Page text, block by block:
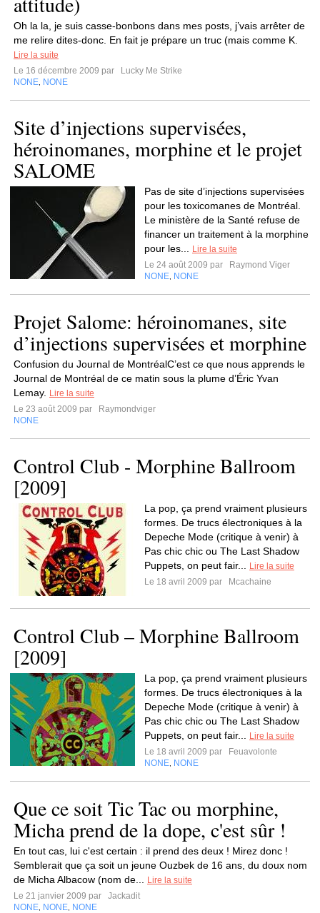
Oh la la, je suis casse-bonbons dans mes posts, j’vais arrêter de
me relire dites-donc. En fait je prépare un truc (mais comme K.
Lire la suite
Le 16 décembre 2009 par
Lucky Me Strike
NONE NONE
Site d’injections supervisées,
héroinomanes, morphine et le projet
SALOME
Pas de site d’injections supervisées
pour les toxicomanes de Montréal.
Le ministère de la Santé refuse de
financer un traitement à la morphine
pour les...
Lire la suite
Le 24 août 2009 par
Raymond Viger
NONE NONE
Projet Salome: héroinomanes, site
d’injections supervisées et morphine
Confusion du Journal de MontréalC’est ce que nous apprends le
Journal de Montréal de ce matin sous la plume d’Éric Yvan
Lemay.
Lire la suite
Le 23 août 2009 par
Raymondviger
NONE
Control Club - Morphine Ballroom
[2009]
La pop, ça prend vraiment plusieurs
formes. De trucs électroniques à la
Depeche Mode (critique à venir) à
Pas chic chic ou The Last Shadow
Puppets, on peut fair...
Lire la suite
Le 18 avril 2009 par
Mcachaine
Control Club – Morphine Ballroom
[2009]
La pop, ça prend vraiment plusieurs
formes. De trucs électroniques à la
Depeche Mode (critique à venir) à
Pas chic chic ou The Last Shadow
Puppets, on peut fair...
Lire la suite
Le 18 avril 2009 par
Feuavolonte
NONE NONE
Que ce soit Tic Tac ou morphine,
Micha prend de la dope, c'est sûr !
En tout cas, lui c'est certain : il prend des deux ! Mirez donc !
Semblerait que ça soit un jeune Ouzbek de 16 ans, du doux nom
de Micha Albacow (nom de...
Lire la suite
Le 21 janvier 2009 par
Jackadit
NONE NONE NONE